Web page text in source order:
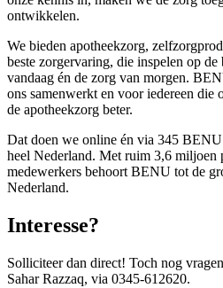
ontwikkelen.
We bieden apotheekzorg,
beste zorgervaring, die inspelen op
vandaag én de zorg van morgen.
ons samenwerkt en voor iedereen die
de apotheekzorg beter.
Dat doen we online én via 345
heel Nederland. Met ruim 3,6 miljoen
medewerkers behoort BENU tot de
Nederland.
Interesse?
Solliciteer dan direct! Toch nog
Sahar Razzaq, via 0345-612620.